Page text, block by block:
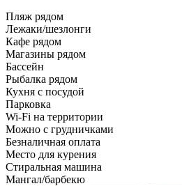
Пляж рядом
Лежаки/шезлонги
Кафе рядом
Магазины рядом
Бассейн
Рыбалка рядом
Кухня с посудой
Парковка
Wi-Fi на территории
Можно с грудничками
Безналичная оплата
Место для курения
Стиральная машина
Мангал/барбекю